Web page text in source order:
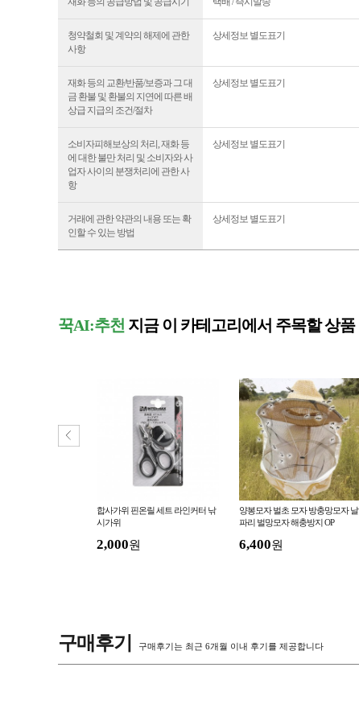
청약철회 및 계약의 해제에 관한
사항
상세정보 별도표기
재화 등의 교환/반품/보증과 그 대
금 환불 및 환불의 지연에 따른 배
상급 지급의 조건/절차
상세정보 별도표기
소비자피해보상의 처리, 재화 등
에 대한 불만 처리 및 소비자와 사
업자 사이의 분쟁처리에 관한 사
항
상세정보 별도표기
거래에 관한 약관의 내용 또는 확
인할 수 있는 방법
상세정보 별도표기
꾹AI:추천 지금 이 카테고리에서 주목할 상품
합사가위 핀온릴 세트 라인커터 낚
시가위
2,000원
양봉모자 벌초 모자 방충망모자 날
파리 벌망모자 해충방지 OP
6,400원
구매후기 구매후기는 최근 6개월 이내 후기를 제공합니다